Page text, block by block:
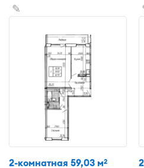
✎
2-комнатная 59,03 м2